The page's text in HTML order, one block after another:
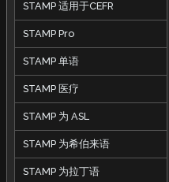
STAMP 适用于CEFR
STAMP Pro
STAMP 单语
STAMP 医疗
STAMP 为 ASL
STAMP 为希伯来语
STAMP 为拉丁语